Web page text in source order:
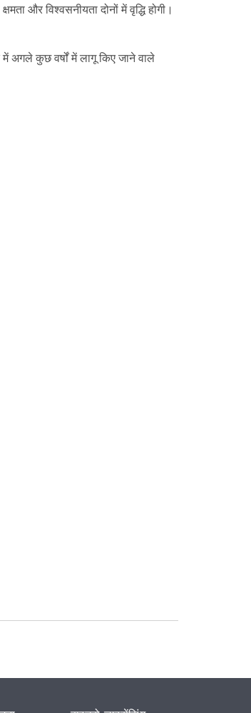
और विश्वसनीयता दोनों में वृद्धि होगी।
में अगले कुछ वर्षों में लागू किए जाने वाले